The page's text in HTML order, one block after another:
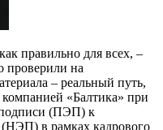
правильно для всех, –
проверили на
– реальный путь,
«Балтика» при
подписи (ПЭП) к
в рамках кадрового